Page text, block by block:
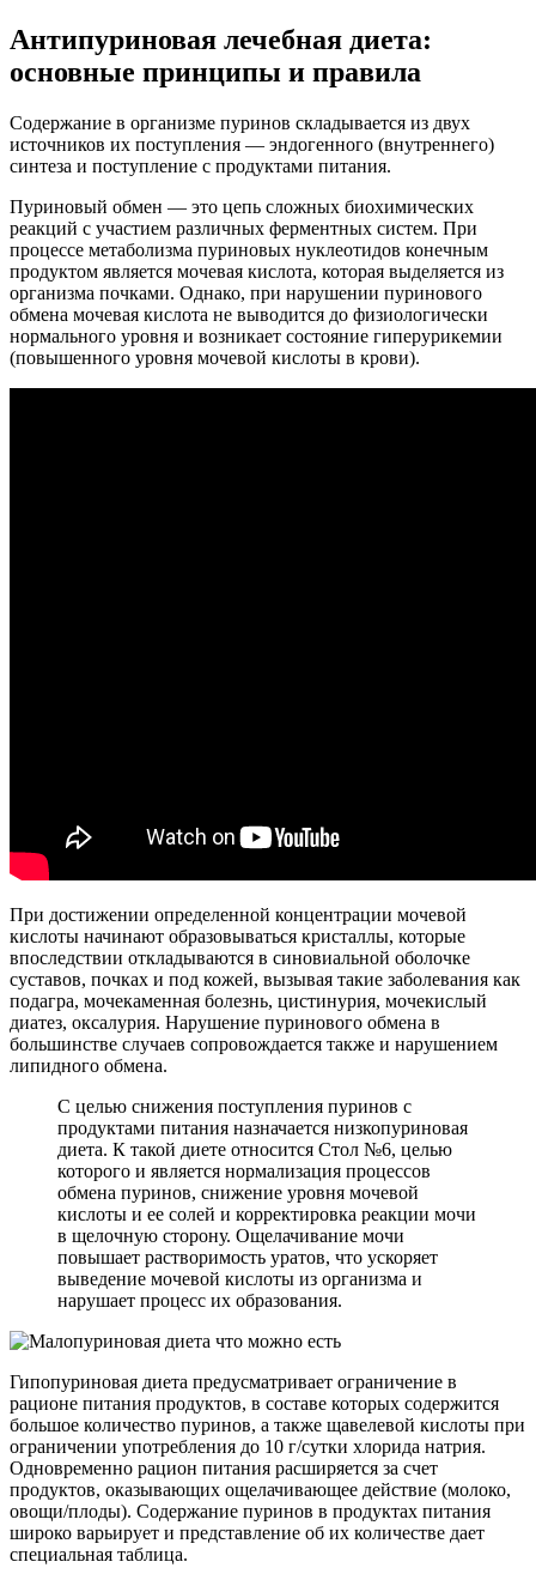
Антипуриновая лечебная диета:
основные принципы и правила
Содержание в организме пуринов складывается из двух
источников их поступления — эндогенного (внутреннего)
синтеза и поступление с продуктами питания.
Пуриновый обмен — это цепь сложных биохимических
реакций с участием различных ферментных систем. При
процессе метаболизма пуриновых нуклеотидов конечным
продуктом является мочевая кислота, которая выделяется из
организма почками. Однако, при нарушении пуринового
обмена мочевая кислота не выводится до физиологически
нормального уровня и возникает состояние гиперурикемии
(повышенного уровня мочевой кислоты в крови).
При достижении определенной концентрации мочевой
кислоты начинают образовываться кристаллы, которые
впоследствии откладываются в синовиальной оболочке
суставов, почках и под кожей, вызывая такие заболевания как
подагра, мочекаменная болезнь, цистинурия, мочекислый
диатез, оксалурия. Нарушение пуринового обмена в
большинстве случаев сопровождается также и нарушением
липидного обмена.
С целью снижения поступления пуринов с
продуктами питания назначается низкопуриновая
диета. К такой диете относится Стол №6, целью
которого и является нормализация процессов
обмена пуринов, снижение уровня мочевой
кислоты и ее солей и корректировка реакции мочи
в щелочную сторону. Ощелачивание мочи
повышает растворимость уратов, что ускоряет
выведение мочевой кислоты из организма и
нарушает процесс их образования.
Гипопуриновая диета предусматривает ограничение в
рационе питания продуктов, в составе которых содержится
большое количество пуринов, а также щавелевой кислоты при
ограничении употребления до 10 г/сутки хлорида натрия.
Одновременно рацион питания расширяется за счет
продуктов, оказывающих ощелачивающее действие (молоко,
овощи/плоды). Содержание пуринов в продуктах питания
широко варьирует и представление об их количестве дает
специальная таблица.